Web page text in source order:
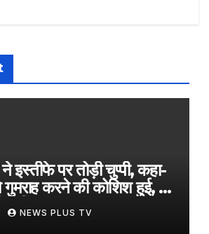
ने इस्तीफे पर तोड़ी चुप्पी, कहा-
करने की कोशिश हुई, पद
नहीं’​on August 9,
am
NEWS PLUS TV